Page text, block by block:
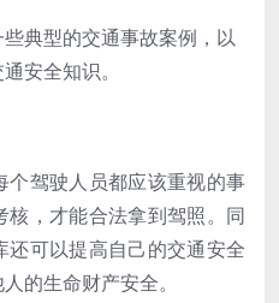
典型的交通事故案例，以
安全知识。
驾驶人员都应该重视的事
，才能合法拿到驾照。同
可以提高自己的交通安全
的生命财产安全。